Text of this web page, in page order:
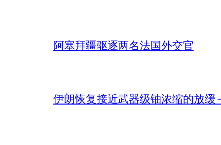
阿塞拜疆驱逐两名法国外交官
伊朗恢复接近武器级铀浓缩的放缓